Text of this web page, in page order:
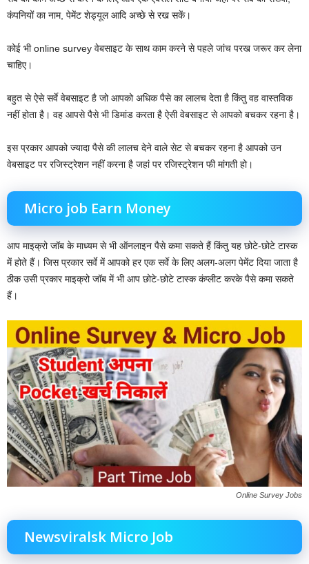
कंपनियों का नाम, पेमेंट शेड्यूल आदि अच्छे से रख सकें।
कोई भी online survey वेबसाइट के साथ काम करने से पहले जांच परख जरूर कर लेना
चाहिए।
बहुत से ऐसे सर्वे वेबसाइट है जो आपको अधिक पैसे का लालच देता है किंतु वह वास्तविक
नहीं होता है। वह आपसे पैसे भी डिमांड करता है ऐसी वेबसाइट से आपको बचकर रहना है।
इस प्रकार आपको ज्यादा पैसे की लालच देने वाले सेट से बचकर रहना है आपको उन
वेबसाइट पर रजिस्ट्रेशन नहीं करना है जहां पर रजिस्ट्रेशन फी मांगती हो।
Micro job Earn Money
आप माइक्रो जॉब के माध्यम से भी ऑनलाइन पैसे कमा सकते हैं किंतु यह छोटे-छोटे टास्क
में होते हैं। जिस प्रकार सर्वे में आपको हर एक सर्वे के लिए अलग-अलग पेमेंट दिया जाता है
ठीक उसी प्रकार माइक्रो जॉब में भी आप छोटे-छोटे टास्क कंप्लीट करके पैसे कमा सकते
हैं।
Online Survey Jobs
Newsviralsk Micro Job